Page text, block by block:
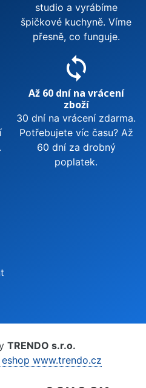
studio a vyrábíme
špičkové kuchyně. Víme
přesně, co funguje.
sync
Až 60 dní na vrácení
zboží
30 dní na vrácení zdarma.
Potřebujete víc času? Až
60 dní za drobný
poplatek.
TRENDO s.r.o.
www.trendo.cz